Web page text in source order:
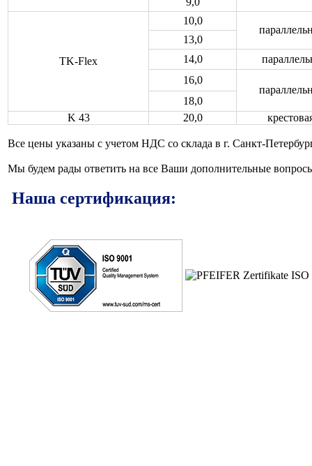
TK-Flex
10,0
13,0
14,0
16,0
18,0
K 43
20,0
Все цены указаны с учетом НДС со склада в г. Санкт-
Мы будем рады ответить на все Ваши дополнительные
Наша сертификация: